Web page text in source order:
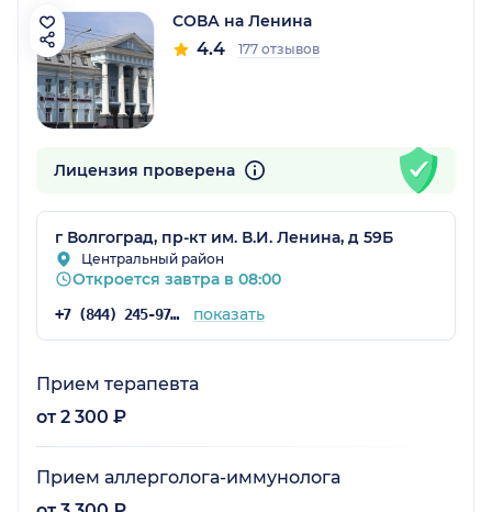
СОВА на Ленина
4.4 177 отзывов
Лицензия проверена
г Волгоград, пр-кт им. В.И. Ленина, д 59Б
Центральный район
Откроется завтра в 08:00
+7 (844) 245-97-65 показать
Прием терапевта
от 2 300 ₽
Прием аллерголога-иммунолога